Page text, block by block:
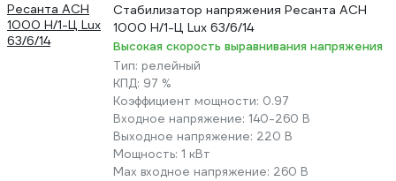
Стабилизатор напряжения Ресанта АСН
1000 Н/1-Ц Lux 63/6/14
Высокая скорость выравнивания напряжения
Тип: релейный
КПД: 97 %
Коэффициент мощности: 0.97
Входное напряжение: 140-260 В
Выходное напряжение: 220 В
Мощность: 1 кВт
Max входное напряжение: 260 В